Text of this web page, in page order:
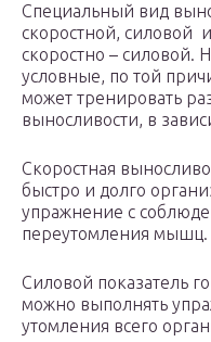
Специальный вид
скоростной, силовой
скоростно – силовой.
условные, по той
может тренировать
выносливости, в
Скоростная
быстро и долго
упражнение с
переутомления мышц.
Силовой показатель
можно выполнять
утомления всего